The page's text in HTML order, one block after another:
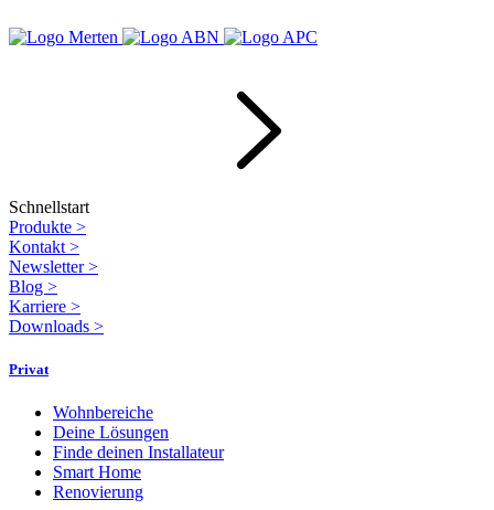
Schnellstart
Produkte >
Kontakt >
Newsletter>
Blog >
Karriere >
Downloads >
Privat
Wohnbereiche
Deine Lösungen
Finde deinen Installateur
Smart Home
Renovierung